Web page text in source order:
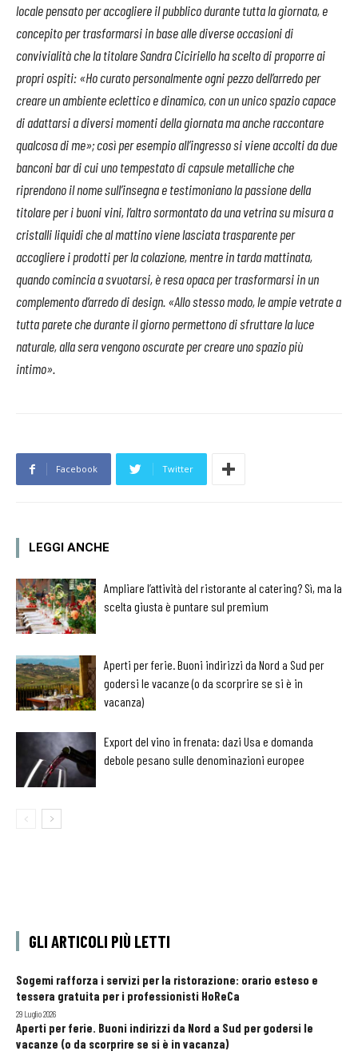
locale pensato per accogliere il pubblico durante tutta la giornata, e
concepito per trasformarsi in base alle diverse occasioni di
convivialità che la titolare Sandra Ciciriello ha scelto di proporre ai
propri ospiti: «Ho curato personalmente ogni pezzo dell’arredo per
creare un ambiente eclettico e dinamico, con un unico spazio capace
di adattarsi a diversi momenti della giornata ma anche raccontare
qualcosa di me»; così per esempio all’ingresso si viene accolti da due
banconi bar di cui uno tempestato di capsule metalliche che
riprendono il nome sull’insegna e testimoniano la passione della
titolare per i buoni vini, l’altro sormontato da una vetrina su misura a
cristalli liquidi che al mattino viene lasciata trasparente per
accogliere i prodotti per la colazione, mentre in tarda mattinata,
quando comincia a svuotarsi, è resa opaca per trasformarsi in un
complemento d’arredo di design. «Allo stesso modo, le ampie vetrate a
tutta parete che durante il giorno permettono di sfruttare la luce
naturale, alla sera vengono oscurate per creare uno spazio più
intimo».
Facebook Twitter
LEGGI ANCHE
Ampliare l’attività del ristorante al catering? Sì, ma la
scelta giusta è puntare sul premium
Aperti per ferie. Buoni indirizzi da Nord a Sud per
godersi le vacanze (o da scorprire se si è in
vacanza)
Export del vino in frenata: dazi Usa e domanda
debole pesano sulle denominazioni europee
GLI ARTICOLI PIÙ LETTI
Sogemi rafforza i servizi per la ristorazione: orario esteso e
tessera gratuita per i professionisti HoReCa
29 Luglio 2026
Aperti per ferie. Buoni indirizzi da Nord a Sud per godersi le
vacanze (o da scorprire se si è in vacanza)